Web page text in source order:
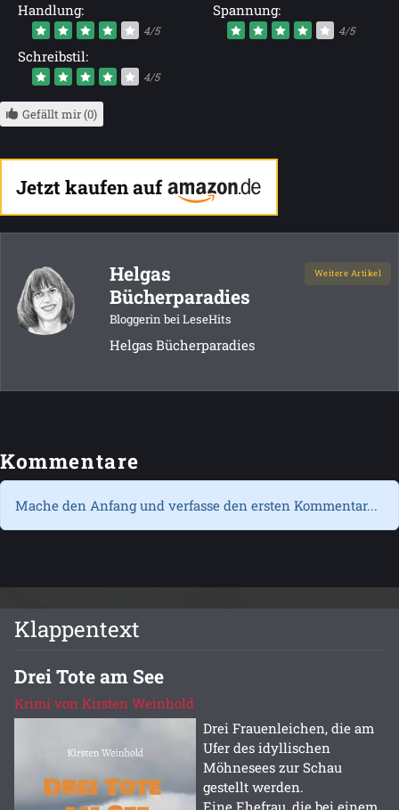
Handlung:
4/5
Spannung:
4/5
Schreibstil:
4/5
Gefällt mir (0)
Jetzt kaufen auf
Helgas
Bücherparadies
Bloggerin bei LeseHits
Weitere Artikel
Helgas Bücherparadies
Kommentare
Mache den Anfang und verfasse den ersten Kommentar...
Klappentext
Drei Tote am See
Krimi von Kirsten Weinhold
Drei Frauenleichen, die am
Ufer des idyllischen
Möhnesees zur Schau
gestellt werden.
Eine Ehefrau, die bei einem